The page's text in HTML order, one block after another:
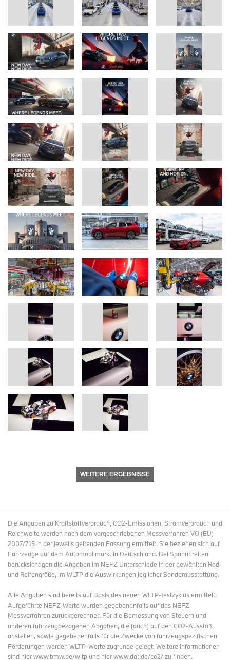
WEITERE ERGEBNISSE
Die Angaben zu Kraftstoffverbrauch, CO2-Emissionen, Stromverbrauch und
Reichweite werden nach dem vorgeschriebenen Messverfahren VO (EU)
2007/715 in der jeweils geltenden Fassung ermittelt. Sie beziehen sich auf
Fahrzeuge auf dem Automobilmarkt in Deutschland. Bei Spannbreiten
berücksichtigen die Angaben im NEFZ Unterschiede in der gewählten Rad-
und Reifengröße, im WLTP die Auswirkungen jeglicher Sonderausstattung.
Alle Angaben sind bereits auf Basis des neuen WLTP-Testzyklus ermittelt.
Aufgeführte NEFZ-Werte wurden gegebenenfalls auf das NEFZ-
Messverfahren zurückgerechnet. Für die Bemessung von Steuern und
anderen fahrzeugbezogenen Abgaben, die (auch) auf den CO2-Ausstoß
abstellen, sowie gegebenenfalls für die Zwecke von fahrzeugspezifischen
Förderungen werden WLTP-Werte zugrunde gelegt. Weitere Informationen
sind hier www.bmw.de/wltp und hier www.dat.de/co2/ zu finden.